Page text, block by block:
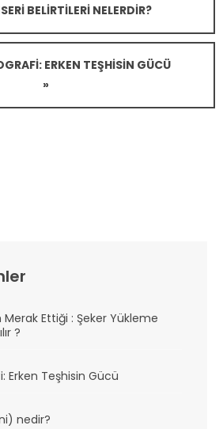
BELIRTILERI NELERDIR?
ERKEN TEŞHISIN GÜCÜ
»
Merak Ettiği : Şeker Yükleme
?
Erken Teşhisin Gücü
nedir?